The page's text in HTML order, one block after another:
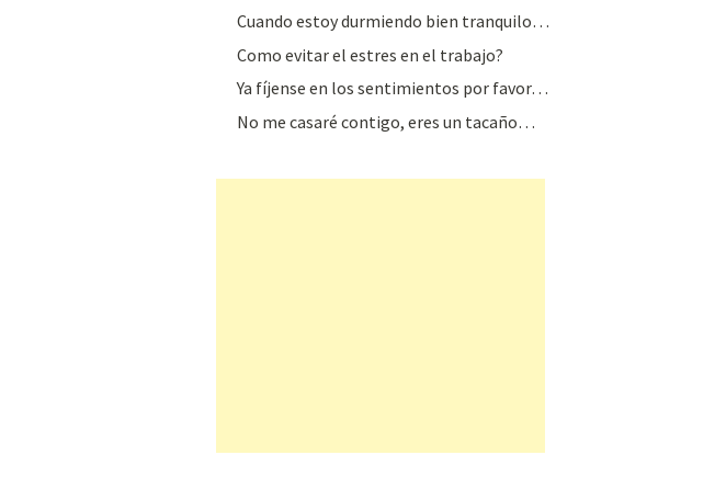
Cuando estoy durmiendo bien tranquilo…
Como evitar el estres en el trabajo?
Ya fíjense en los sentimientos por favor…
No me casaré contigo, eres un tacaño…